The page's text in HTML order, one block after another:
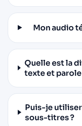
Mon audio
Quelle est la
texte et parole
Puis-je
sous-titres ?